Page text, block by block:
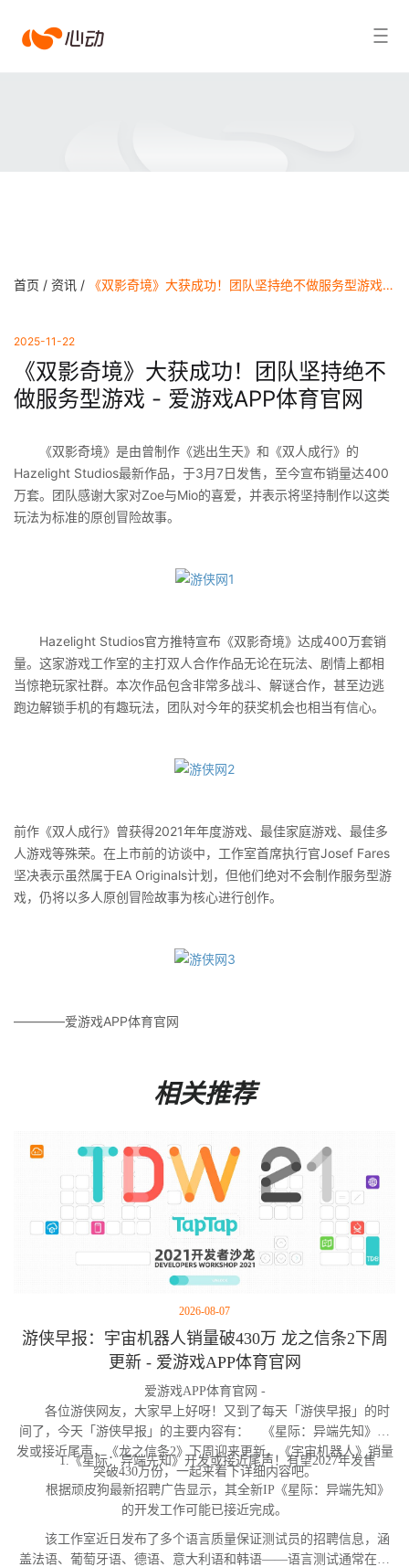
爱搜索结果
首页 / 资讯 / 《双影奇境》大获成功！团队坚持绝不做服务型游戏 - 爱游戏APP体育官网
2025-11-22
《双影奇境》大获成功！团队坚持绝不
做服务型游戏 - 爱游戏APP体育官网
《双影奇境》是由曾制作《逃出生天》和《双人成行》的
Hazelight Studios最新作品，于3月7日发售，至今宣布销量达400
万套。团队感谢大家对Zoe与Mio的喜爱，并表示将坚持制作以这类
玩法为标准的原创冒险故事。
Hazelight Studios官方推特宣布《双影奇境》达成400万套销
量。这家游戏工作室的主打双人合作作品无论在玩法、剧情上都相
当惊艳玩家社群。本次作品包含非常多战斗、解谜合作，甚至边逃
跑边解锁手机的有趣玩法，团队对今年的获奖机会也相当有信心。
前作《双人成行》曾获得2021年年度游戏、最佳家庭游戏、最佳多
人游戏等殊荣。在上市前的访谈中，工作室首席执行官Josef Fares
坚决表示虽然属于EA Originals计划，但他们绝对不会制作服务型游
戏，仍将以多人原创冒险故事为核心进行创作。
————爱游戏APP体育官网
相关推荐
2026-08-07
游侠早报：宇宙机器人销量破430万 龙之信条2下周
更新 - 爱游戏APP体育官网
爱游戏APP体育官网 -
各位游侠网友，大家早上好呀！又到了每天「游侠早报」的时
间了，今天「游侠早报」的主要内容有： 《星际：异端先知》开
发或接近尾声，《龙之信条2》下周迎来更新，《宇宙机器人》销量
突破430万份，一起来看下详细内容吧。
1.《星际：异端先知》开发或接近尾声！有望2027年发售
根据顽皮狗最新招聘广告显示，其全新IP《星际：异端先知》
的开发工作可能已接近完成。
该工作室近日发布了多个语言质量保证测试员的招聘信息，涵
盖法语、葡萄牙语、德语、意大利语和韩语——语言测试通常在游